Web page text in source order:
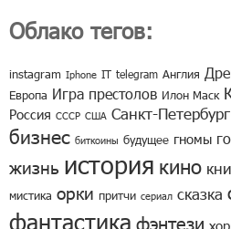
Облако тегов:
instagram Iphone IT telegram Англия
Европа Игра престолов Илон Маск
Россия СССР США Санкт-Петербург
бизнес биткоины будущее гномы
жизнь история кино
мистика орки притчи сериал сказка
фантастика фэнтези